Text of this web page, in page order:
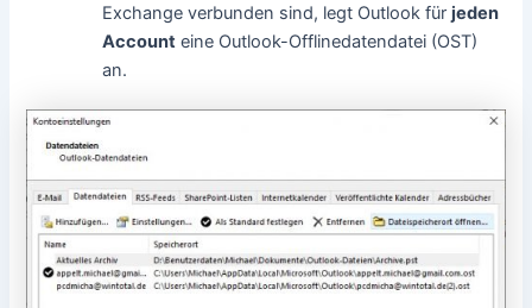
Exchange verbunden sind, legt Outlook fürjeden
Account eine Outlook-Offlinedatendatei (OST)
an.